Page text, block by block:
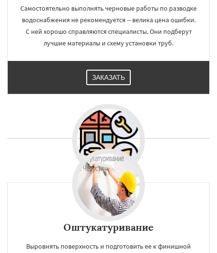
Самостоятельно выполнять черновые работы по разводке
водоснабжения не рекомендуется -- велика цена ошибки.
С ней хорошо справляются специалисты. Они подберут
лучшие материалы и схему установки труб.
ЗАКАЗАТЬ
Оштукатуривание
Выровнять поверхность и подготовить ее к финишной